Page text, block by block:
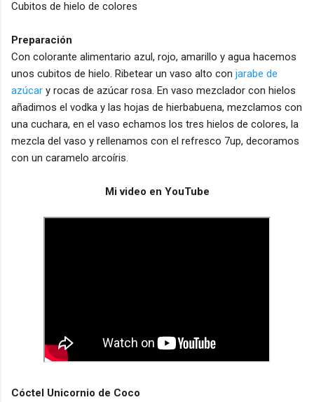
Cubitos de hielo de colores
Preparación
Con colorante alimentario azul, rojo, amarillo y agua hacemos
unos cubitos de hielo. Ribetear un vaso alto con jarabe de
azúcar y rocas de azúcar rosa. En vaso mezclador con hielos
añadimos el vodka y las hojas de hierbabuena, mezclamos con
una cuchara, en el vaso echamos los tres hielos de colores, la
mezcla del vaso y rellenamos con el refresco 7up, decoramos
con un caramelo arcoíris.
Mi video en YouTube
Cóctel Unicornio de Coco